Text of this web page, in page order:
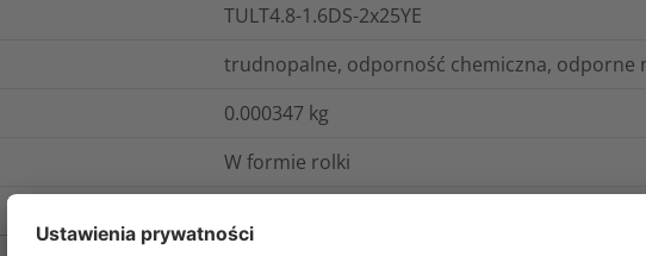
TULT4.8-1.6DS-2x25YE
trudnopalne, odporność chemiczna, odporne
0.000347 kg
W formie rolki